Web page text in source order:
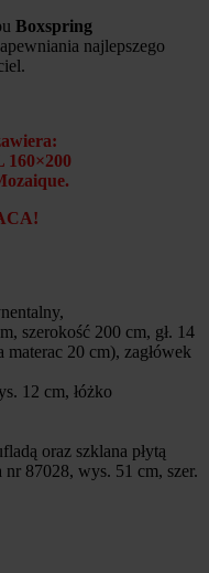
Boxspring
najlepszego
160×200
szerokość 200 cm, gł. 14
20 cm), zagłówek
12 cm, łóżko
oraz szklana płytą
87028, wys. 51 cm, szer.